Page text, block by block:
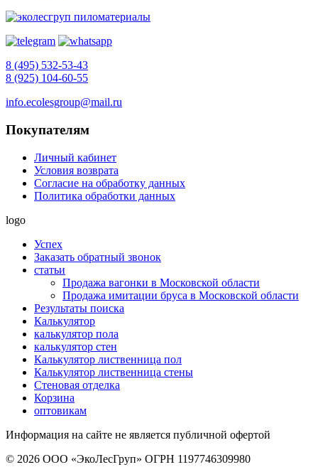
8 (495) 532-53-43
8 (925) 104-60-55
info.ecolesgroup@mail.ru
Покупателям
Личный кабинет
Условия возврата
Согласие на обработку данных
Политика обработки данных
logo
Успех
Заказать обратный звонок
статьи
Продажа вагонки в Московской области
Продажа имитации бруса в Московской области
Результаты поиска
Калькулятор
калькулятор пола
калькулятор стен
Калькулятор лиственница пол
Калькулятор лиственница стены
Стеновая отделка
Корзина
оптовикам
Информация на сайте не является публичной офертой
© 2026 ООО «ЭкоЛесГруп» ОГРН 1197746309980